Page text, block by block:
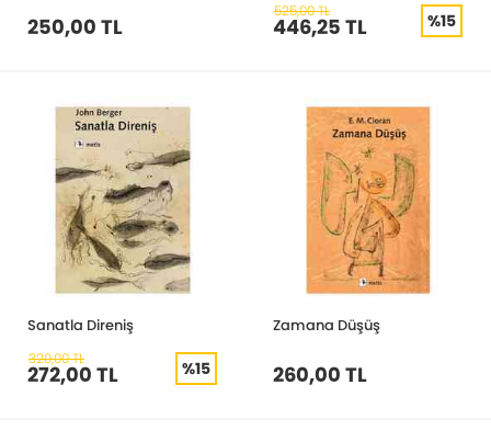
250,00 TL
525,00 TL
446,25 TL %15
Sanatla Direniş
320,00 TL
272,00 TL %15
Zamana Düşüş
260,00 TL